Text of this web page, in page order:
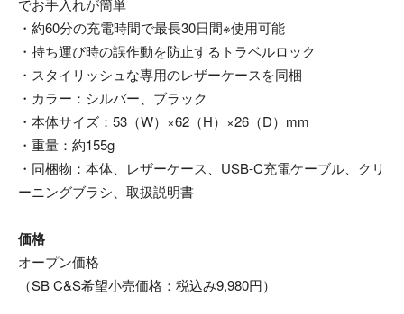
でお手入れが簡単
・約60分の充電時間で最長30日間※使用可能
・持ち運び時の誤作動を防止するトラベルロック
・スタイリッシュな専用のレザーケースを同梱
・カラー：シルバー、ブラック
・本体サイズ：53（W）×62（H）×26（D）mm
・重量：約155g
・同梱物：本体、レザーケース、USB-C充電ケーブル、クリ
ーニングブラシ、取扱説明書
価格
オープン価格
（SB C&S希望小売価格：税込み9,980円）